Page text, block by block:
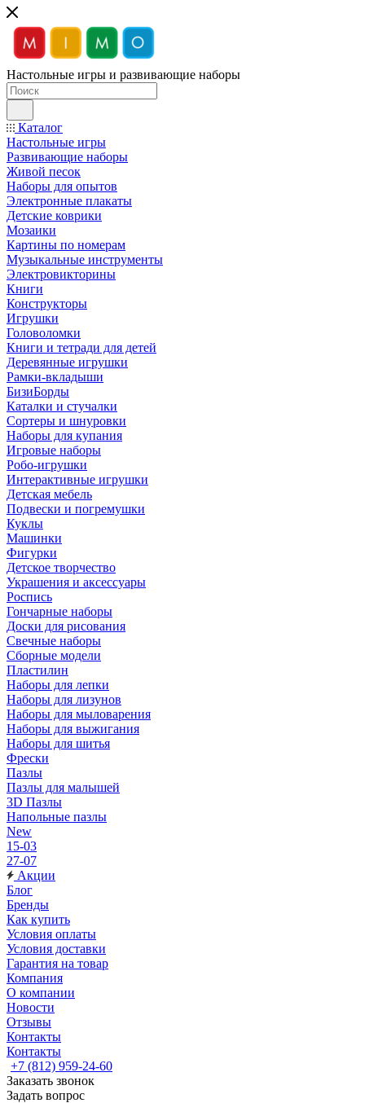
Настольные игры и развивающие наборы
Каталог
Настольные игры
Развивающие наборы
Живой песок
Наборы для опытов
Электронные плакаты
Детские коврики
Мозаики
Картины по номерам
Музыкальные инструменты
Электровикторины
Книги
Конструкторы
Игрушки
Головоломки
Книги и тетради для детей
Деревянные игрушки
Рамки-вкладыши
БизиБорды
Каталки и стучалки
Сортеры и шнуровки
Наборы для купания
Игровые наборы
Робо-игрушки
Интерактивные игрушки
Детская мебель
Подвески и погремушки
Куклы
Машинки
Фигурки
Детское творчество
Украшения и аксессуары
Роспись
Гончарные наборы
Доски для рисования
Свечные наборы
Сборные модели
Пластилин
Наборы для лепки
Наборы для лизунов
Наборы для мыловарения
Наборы для выжигания
Наборы для шитья
Фрески
Пазлы
Пазлы для малышей
3D Пазлы
Напольные пазлы
New
15-03
27-07
Акции
Блог
Бренды
Как купить
Условия оплаты
Условия доставки
Гарантия на товар
Компания
О компании
Новости
Отзывы
Контакты
Контакты
+7 (812) 959-24-60
Заказать звонок
Задать вопрос